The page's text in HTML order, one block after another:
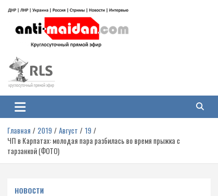
содержимому
Антимайдан: Гражданская война
на Украине
гражданской войне на Украине, включая события в Новороссии, ДНР,
ЛНР и других регионах.
Главная 2019 Август
19
ЧП в Карпатах: молодая пара разбилась во время прыжка с
тарзанкой (ФОТО)
НОВОСТИ